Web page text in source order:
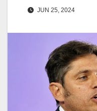
JUN 25, 2024